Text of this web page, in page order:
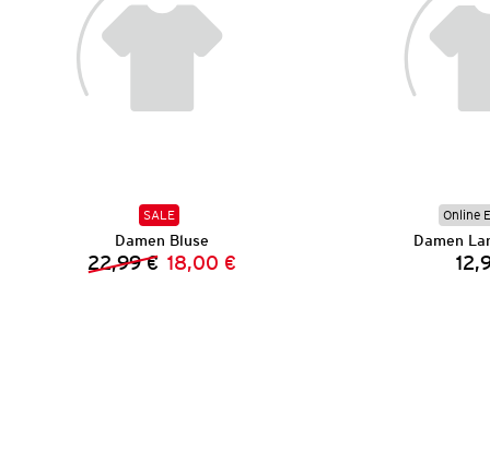
SALE
Damen Bluse
Vorheriger Preis:
22,99 € Neuer Preis:
18,00 €
Online
Damen